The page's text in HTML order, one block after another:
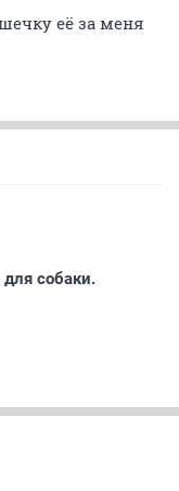
её за меня
собаки.